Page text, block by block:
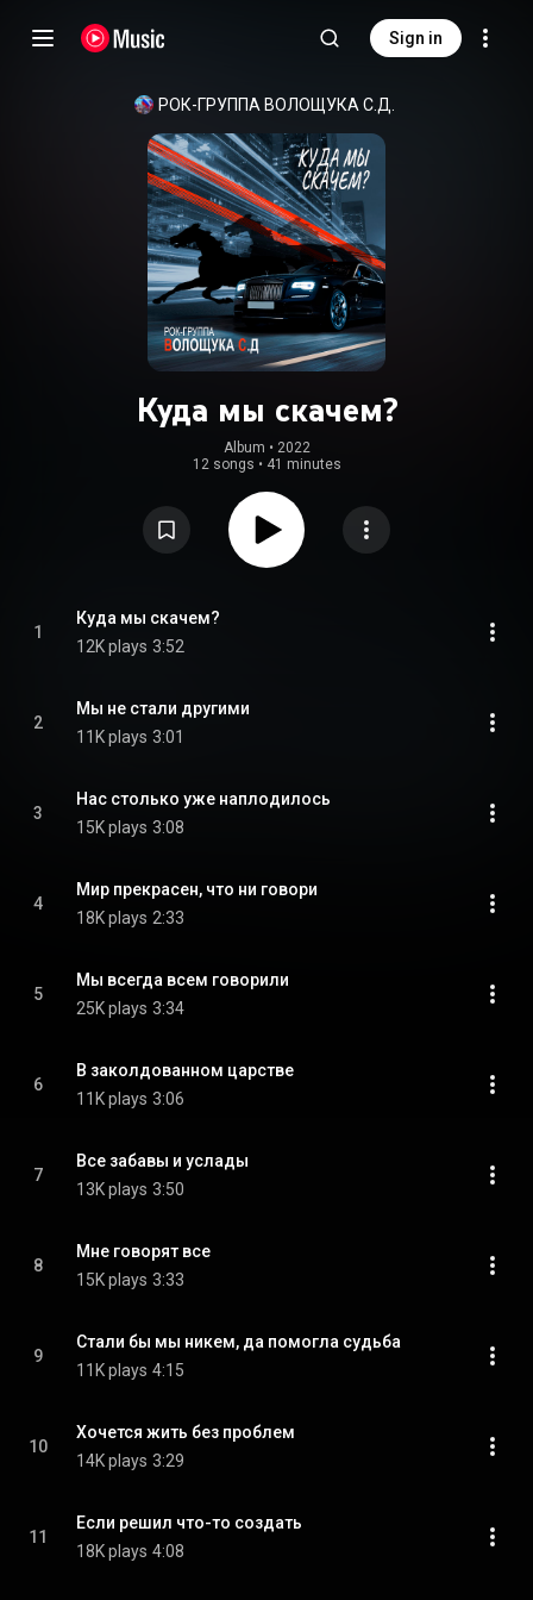
Sign in
РОК-ГРУППА ВОЛОЩУКА С.Д.
Куда мы скачем?
Album • 2022
12 songs • 41 minutes
1
Куда мы скачем?
12K plays 3:52
2
Мы не стали другими
11K plays 3:01
3
Нас столько уже наплодилось
15K plays 3:08
4
Мир прекрасен, что ни говори
18K plays 2:33
5
Мы всегда всем говорили
25K plays 3:34
6
В заколдованном царстве
11K plays 3:06
7
Все забавы и услады
13K plays 3:50
8
Мне говорят все
15K plays 3:33
9
Стали бы мы никем, да помогла судьба
11K plays 4:15
10
Хочется жить без проблем
14K plays 3:29
11
Если решил что-то создать
18K plays 4:08